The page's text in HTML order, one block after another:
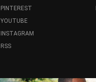
PINTEREST
YOUTUBE
INSTAGRAM
RSS